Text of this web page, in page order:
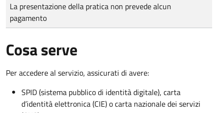
La presentazione della pratica non prevede alcun
pagamento
Cosa serve
Per accedere al servizio, assicurati di avere:
SPID (sistema pubblico di identità digitale), carta
d’identità elettronica (CIE) o carta nazionale dei servizi